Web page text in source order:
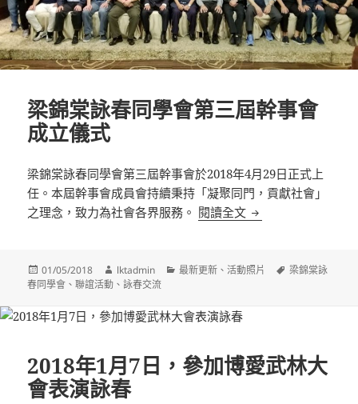
梁錦棠詠春同學會第三屆幹事會
成立儀式
梁錦棠詠春同學會第三屆幹事會於2018年4月29日正式上
任。本屆幹事會成員會持續秉持「凝聚同門，貢獻社會」
之理念，致力為社會各界服務。 閱讀全文 梁錦棠詠春同學會
發
佈
期:
01/05/2018
作
者
lktadmin
分
最新更新 、活動照片
標
梁錦棠詠
春同學會 、聯誼活動 、詠春交流
2018年1月7日，參加博愛武林大
會表演詠春